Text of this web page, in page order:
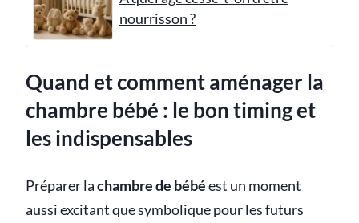
nourrisson ?
Quand et comment aménager la
chambre bébé : le bon timing et
les indispensables
Préparer lachambre de bébéest un moment
aussi excitant que symbolique pour les futurs